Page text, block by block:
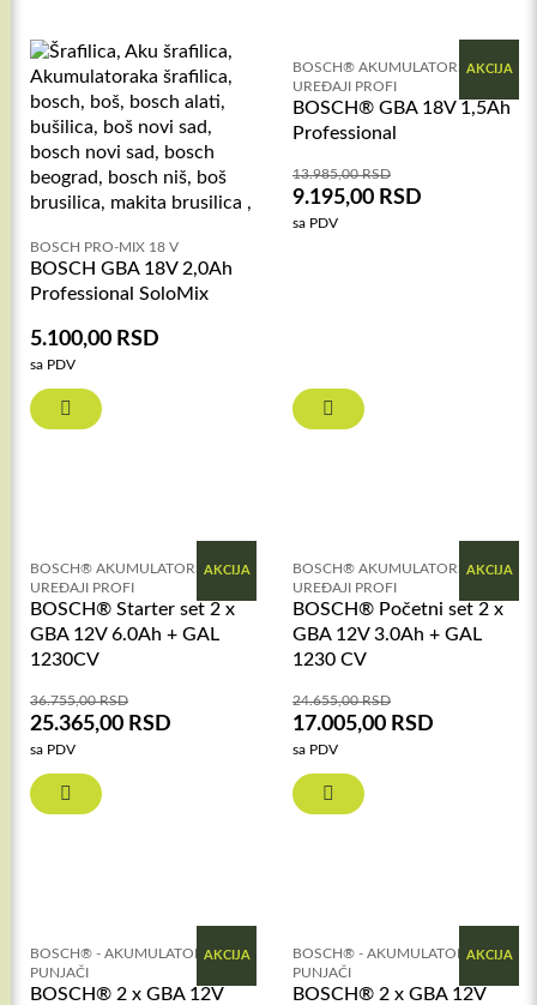
BOSCH PRO-MIX 18 V
BOSCH GBA 18V 2,0Ah
Professional SoloMix
5.100,00 RSD
sa PDV
AKCIJA
BOSCH® AKUMULATORSKI
UREĐAJI PROFI
BOSCH® GBA 18V 1,5Ah
Professional
13.985,00RSD
9.195,00 RSD
sa PDV
AKCIJA
BOSCH® AKUMULATORSKI
UREĐAJI PROFI
BOSCH® Starter set 2 x
GBA 12V 6.0Ah + GAL
1230CV
36.755,00RSD
25.365,00 RSD
sa PDV
AKCIJA
BOSCH® AKUMULATORSKI
UREĐAJI PROFI
BOSCH® Početni set 2 x
GBA 12V 3.0Ah + GAL
1230 CV
24.655,00RSD
17.005,00 RSD
sa PDV
AKCIJA
BOSCH® - AKUMULATORI I
PUNJAČI
BOSCH® 2 x GBA 12V
AKCIJA
BOSCH® - AKUMULATORI I
PUNJAČI
BOSCH® 2 x GBA 12V